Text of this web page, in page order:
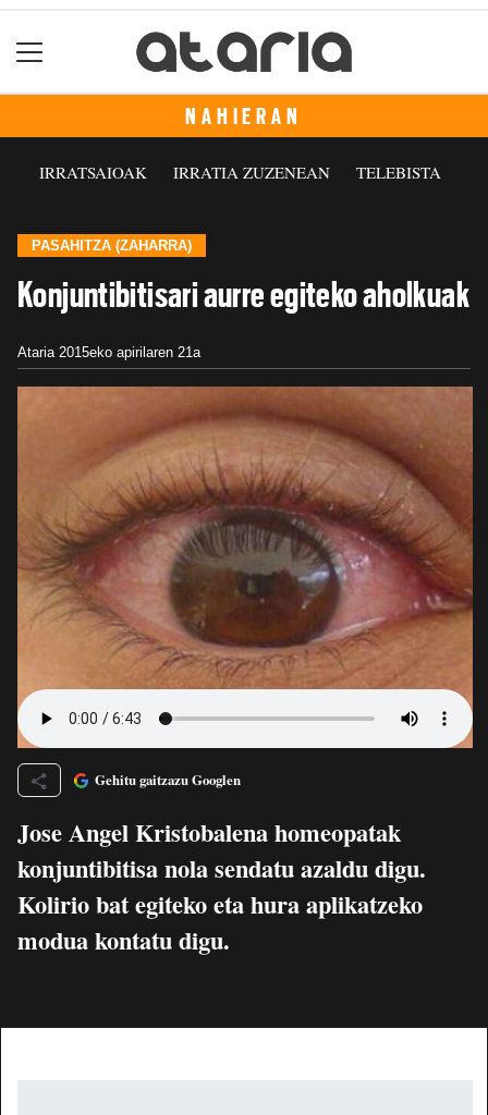
NAHIERAN
IRRATSAIOAK IRRATIA ZUZENEAN TELEBISTA
PASAHITZA (ZAHARRA)
Konjuntibitisari aurre egiteko aholkuak
Ataria 2015eko apirilaren 21a
Gehitu gaitzazu Googlen
Jose Angel Kristobalena homeopatak
konjuntibitisa nola sendatu azaldu digu.
Kolirio bat egiteko eta hura aplikatzeko
modua kontatu digu.